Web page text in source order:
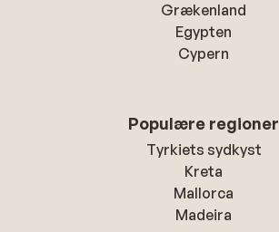
Grækenland
Egypten
Cypern
Populære regioner
Tyrkiets sydkyst
Kreta
Mallorca
Madeira